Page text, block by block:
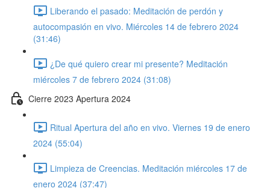
Liberando el pasado: Meditación de perdón y
autocompasión en vivo. Miércoles 14 de febrero 2024
(31:46)
¿De qué quiero crear mi presente? Meditación
miércoles 7 de febrero 2024 (31:08)
Cierre 2023 Apertura 2024
Ritual Apertura del año en vivo. Viernes 19 de enero
2024 (55:04)
Limpieza de Creencias. Meditación miércoles 17 de
enero 2024 (37:47)